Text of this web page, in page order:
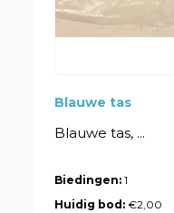
Blauwe tas
Blauwe tas, ...
Biedingen: 1
Huidig bod:€2,00